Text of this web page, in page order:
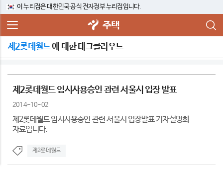
이 누리집은 대한민국 공식 전자정부 누리집입니다.
주택
제2롯데월드에 대한 태그클라우드
제2롯데월드 임시사용승인 관련 서울시 입장 발표
2014-10-02
제2롯데월드 임시사용승인 관련 서울시 입장발표 기자설명회
자료입니다.
제2롯데월드